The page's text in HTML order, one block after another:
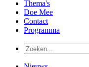
Thema's
Doe Mee
Contact
Programma